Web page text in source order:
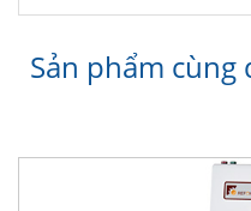
Sản phẩm cùng